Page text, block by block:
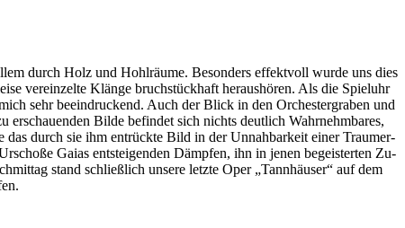
durch Holz und Hohl­räu­me. Be­son­ders ef­fekt­voll wur­de uns dies
ver­ein­zel­te Klän­ge bruch­stück­haft her­aus­hö­ren. Als die Spiel­uhr
sehr be­ein­dru­ckend. Auch der Blick in den Or­ches­ter­gra­ben und
Bil­de be­fin­det sich nichts deut­lich Wahr­nehm­ba­res,
das durch sie ihm ent­rück­te Bild in der Un­nah­bar­keit ei­ner Traum­er­
Gai­as ent­stei­gen­den Dämp­fen, ihn in je­nen be­geis­ter­ten Zu­
stand schließ­lich un­se­re letz­te Oper „Tann­häu­ser“ auf dem